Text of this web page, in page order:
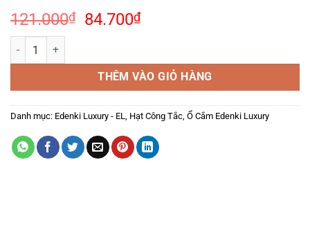
121.000₫
Giá
121.000₫.
84.700₫Giá
là:
84.700₫.
Hạt công tắc đôi điều khiển rèm – EL-R02 số lượng
THÊM VÀO GIỎ HÀNG
Danh mục: Edenki Luxury - EL, Hạt Công Tắc, Ổ Cắm Edenki Luxury